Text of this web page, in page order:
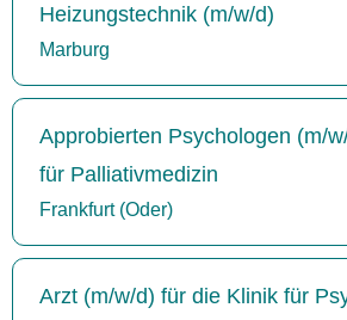
Heizungstechnik (m/w/d)
Marburg
Approbierten Psychologen (m/
für Palliativmedizin
Frankfurt (Oder)
Arzt (m/w/d) für die Klinik für